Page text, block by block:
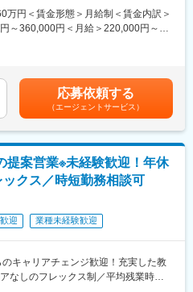
に最適な環境です。
代）のベテラン社員で構成されてい
やすく、未経験からでもしっかり育
。
社として、地元のお客様と長年の信
した事業基盤のもと、社員が安心し
決定しました。これまで築き上げた
しての信用があるため、整備士に挑
ンテナンス業務 ・レンタル建機や車
します。
心に中部圏へ拡大中です。（営業拠点
ため、遠方への出張はありません。）
建設機械・機材・大型特殊自動車の
に事業を展開しています。
フィニッシャー、ロードローラー、
械（バックホー、タイヤショベル、グ
、高所作業車、ダンプ・散水車、コ
品など、幅広いラインナップを取り
万円＜賃金形態＞月給制＜賃金内訳＞
～360,000円＜月給＞220,000円～
可能性があります。月給(月額)は固定手
応募依頼する
（エージェントサービス）
提案営業※未経験歓迎！年休
クス／時短勤務相談可
迎 業種未経験歓迎
キャリアチェンジ歓迎！充実した教
なしのフレックス制／平均残業時間